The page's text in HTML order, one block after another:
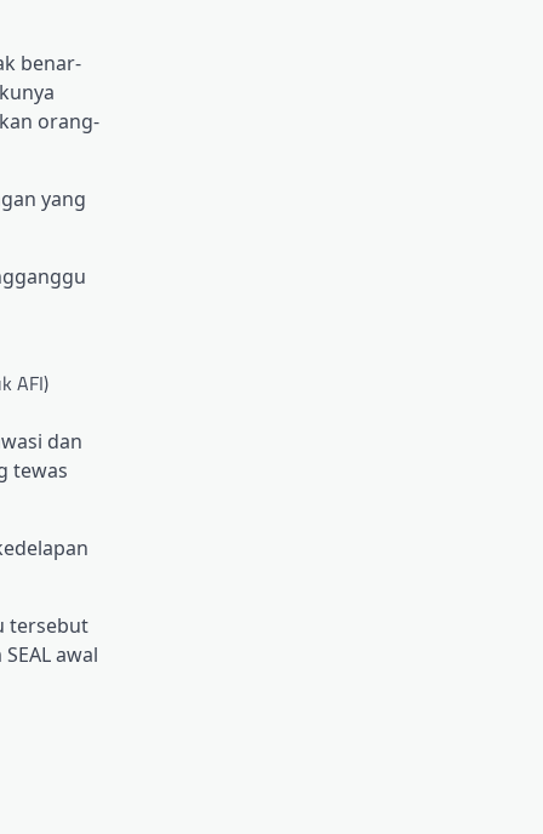
benar-
orang-
yang
AFI)
dan
tewas
tersebut
awal